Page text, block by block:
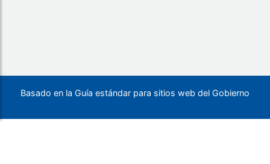
Basado en la Guía estándar para sitios web del Gobierno